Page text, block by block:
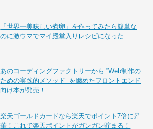
「世界一美味しい煮卵」を作ってみたら簡単な
のに激ウマでマイ殿堂入りレシピになった
あのコーディングファクトリーから ”Web制作の
ための実践的メソッド” を纏めたフロントエンド
向け本が発売！
楽天ゴールドカードなら楽天でポイント7倍に昇
華！これで楽天ポイントがガンガン貯まる！